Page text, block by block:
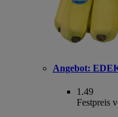
Angebot:
1.49
Festpreis